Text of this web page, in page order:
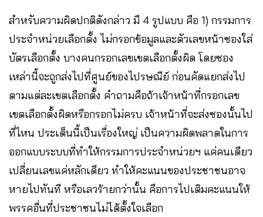
สำหรับความผิดปกติดังกล่าว มี 4 รูปแบบ คือ 1) กรรมการ
ประจำหน่วยเลือกตั้ง ไม่กรอกข้อมูลและตัวเลขหน้าซองใส่
บัตรเลือกตั้ง บางคนกรอกเลขเขตเลือกตั้งผิด โดยซอง
เหล่านี้จะถูกส่งไปที่ศูนย์ของไปรษณีย์ ก่อนคัดแยกส่งไป
ตามแต่ละเขตเลือกตั้ง คำถามคือถ้าเจ้าหน้าที่กรอกเลข
เขตเลือกตั้งผิดหรือกรอกไม่ครบ เจ้าหน้าที่จะส่งซองนั้นไป
ที่ไหน ประเด็นนี้เป็นเรื่องใหญ่ เป็นความผิดพลาดในการ
ออกแบบระบบที่ทำให้กรรมการประจำหน่วยฯ แค่คนเดียว
เปลี่ยนเลขแค่หลักเดียว ทำให้คะแนนของประชาชนอาจ
หายไปทันที หรือเลวร้ายกว่านั้น คือการไปเติมคะแนนให้
พรรคอื่นที่ประชาชนไม่ได้ตั้งใจเลือก